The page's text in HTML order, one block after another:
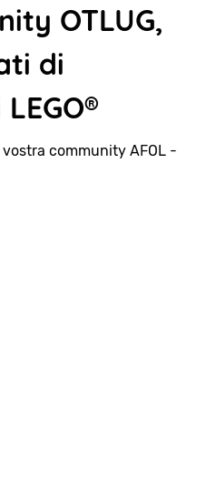
OTLUG,
di
vostra community AFOL -